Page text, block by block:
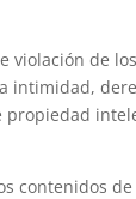
violación de
intimidad,
propiedad
contenidos